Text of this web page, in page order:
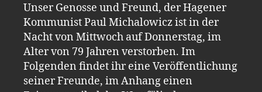
Unser Genosse und Freund, der Hagener
Kommunist Paul Michalowicz ist in der
Nacht von Mittwoch auf Donnerstag, im
Alter von 79 Jahren verstorben. Im
Folgenden findet ihr eine Veröffentlichung
seiner Freunde, im Anhang einen